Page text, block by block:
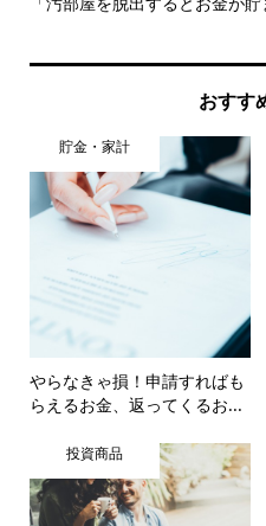
おすす
貯金・家計
やらなきゃ損！申請すればも
らえるお金、返ってくるお...
投資商品